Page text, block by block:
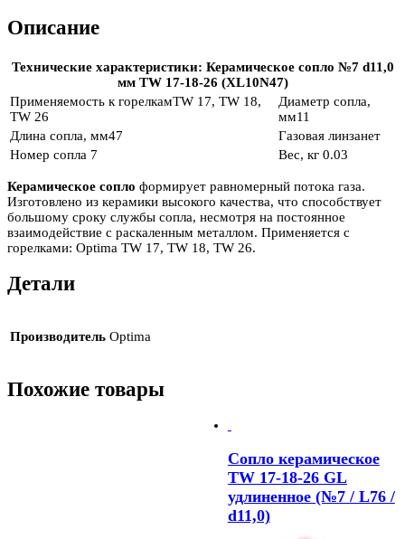
(№7
L47
Описание
Технические характеристики: Керамическое сопло №7 d11,0
мм TW 17-18-26 (XL10N47)
Применяемость к горелкамTW 17, TW 18,
TW 26
Диаметр сопла,
мм11
Длина сопла, мм47 Газовая линзанет
Номер сопла 7 Вес, кг 0.03
Керамическое сопло формирует равномерный потока газа.
Изготовлено из керамики высокого качества, что способствует
большому сроку службы сопла, несмотря на постоянное
взаимодействие с раскаленным металлом. Применяется с
горелками: Optima TW 17, TW 18, TW 26.
Детали
Производитель Optima
Похожие товары
Сопло керамическое
TW 17-18-26 GL
удлиненное (№7 / L76 /
d11,0)